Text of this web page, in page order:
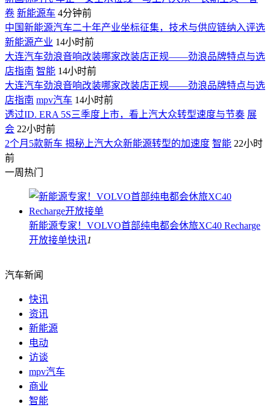
卷 新能源车 4分钟前
中国新能源汽车二十年产业坐标征集，技术与供应链纳入评选
新能源产业 14小时前
大连汽车劲浪音响改装哪家改装店正规——劲浪品牌特点与选
店指南 智能 14小时前
大连汽车劲浪音响改装哪家改装店正规——劲浪品牌特点与选
店指南 mpv汽车 14小时前
透过ID. ERA 5S三季度上市，看上汽大众转型速度与节奏 展
会 22小时前
2个月5款新车 揭秘上汽大众新能源转型的加速度 智能 22小时
前
一周热门
新能源专家！VOLVO首部纯电都会休旅XC40 Recharge
开放接单快讯1
汽车新闻
快讯
资讯
新能源
电动
访谈
mpv汽车
商业
智能